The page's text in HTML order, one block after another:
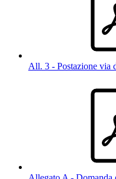
All. 3 - Postazione via